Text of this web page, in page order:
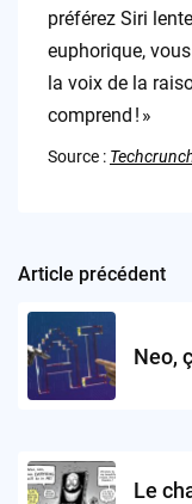
préférez Siri
euphorique,
la voix de la
comprend ! »
Source :
Post
navigation
Article précédent
Neo,
Le